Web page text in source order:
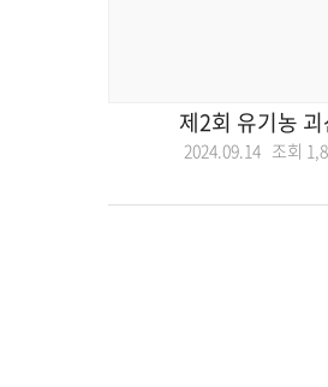
제2회 유기농
2024.09.14 조회